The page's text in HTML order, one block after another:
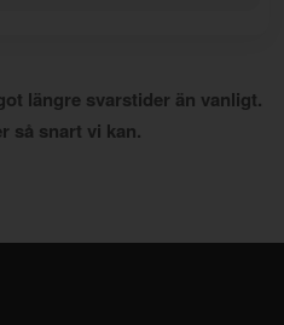
längre svarstider än vanligt.
så snart vi kan.